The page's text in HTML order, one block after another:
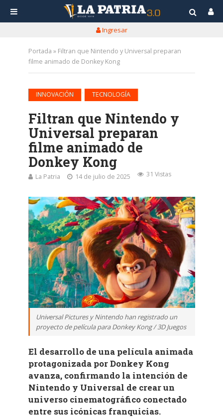
Ingresar
Portada » Filtran que Nintendo y Universal preparan
filme animado de Donkey Kong
INNOVACIÓN TECNOLOGÍA
Filtran que Nintendo y
Universal preparan
filme animado de
Donkey Kong
La Patria 14 de julio de 2025 31 Vistas
Universal Pictures y Nintendo han registrado un
proyecto de película para Donkey Kong / 3D Juegos
El desarrollo de una película animada
protagonizada por Donkey Kong
avanza, confirmando la intención de
Nintendo y Universal de crear un
universo cinematográfico conectado
entre sus icónicas franquicias.